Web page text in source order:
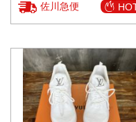
佐川急便